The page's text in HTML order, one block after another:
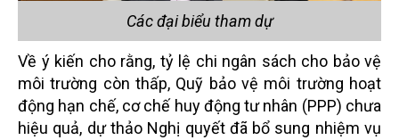
Các đại biểu tham dự
Về ý kiến cho rằng, tỷ lệ chi ngân sách cho bảo vệ
môi trường còn thấp, Quỹ bảo vệ môi trường hoạt
động hạn chế, cơ chế huy động tư nhân (PPP) chưa
hiệu quả, dự thảo Nghị quyết đã bổ sung nhiệm vụ